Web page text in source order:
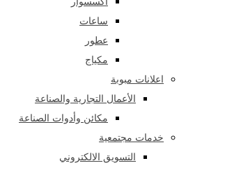
ساعات
عطور
مكياج
اعلانات مبوبة
الأعمال التجارية والصناعة
مكائن ​​وأدوات الصناعة
خدمات مجتمعية
التسويق الالكتروني